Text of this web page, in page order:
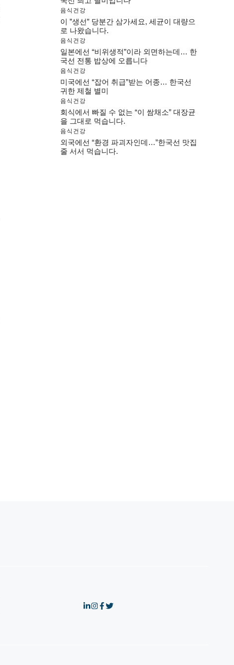
음식건강
이 ”생선” 당분간 삼가세요, 세균이 대량으
로 나왔습니다.
음식건강
일본에선 “비위생적”이라 외면하는데… 한
국선 전통 밥상에 오릅니다
음식건강
미국에선 “잡어 취급”받는 어종… 한국선
귀한 제철 별미
음식건강
회식에서 빠질 수 없는 “이 쌈채소” 대장균
을 그대로 먹습니다.
음식건강
외국에선 “환경 파괴자인데…”한국선 맛집
줄 서서 먹습니다.